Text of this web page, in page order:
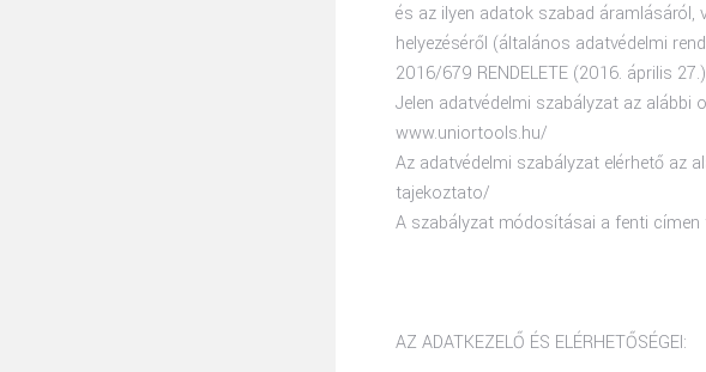
és az ilyen adatok szabad
helyezéséről (általános adatvédelmi
2016/679 RENDELETE (2016. április
Jelen adatvédelmi szabályzat az alábbi
www.uniortools.hu/
Az adatvédelmi szabályzat elérhető az
tajekoztato/
A szabályzat módosításai a fenti címen
AZ ADATKEZELŐ ÉS ELÉRHETŐSÉGEI: